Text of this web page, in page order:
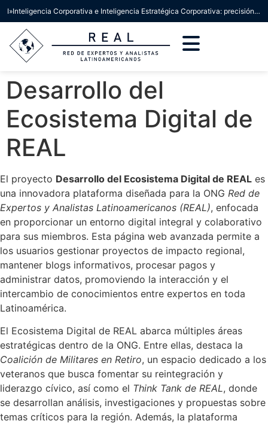
I»Inteligencia Corporativa e Inteligencia Estratégica Corporativa: precisión conceptual para la toma de decisiones»
Desarrollo del
Ecosistema Digital de
REAL
El proyecto Desarrollo del Ecosistema Digital de REAL es
una innovadora plataforma diseñada para la ONG Red de
Expertos y Analistas Latinoamericanos (REAL), enfocada
en proporcionar un entorno digital integral y colaborativo
para sus miembros. Esta página web avanzada permite a
los usuarios gestionar proyectos de impacto regional,
mantener blogs informativos, procesar pagos y
administrar datos, promoviendo la interacción y el
intercambio de conocimientos entre expertos en toda
Latinoamérica.
El Ecosistema Digital de REAL abarca múltiples áreas
estratégicas dentro de la ONG. Entre ellas, destaca la
Coalición de Militares en Retiro, un espacio dedicado a los
veteranos que busca fomentar su reintegración y
liderazgo cívico, así como el Think Tank de REAL, donde
se desarrollan análisis, investigaciones y propuestas sobre
temas críticos para la región. Además, la plataforma